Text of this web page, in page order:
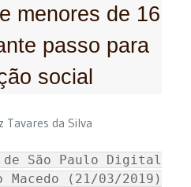
menores de 16
passo para
social
Tavares da Silva
de São Paulo Digital
(21/03/2019)